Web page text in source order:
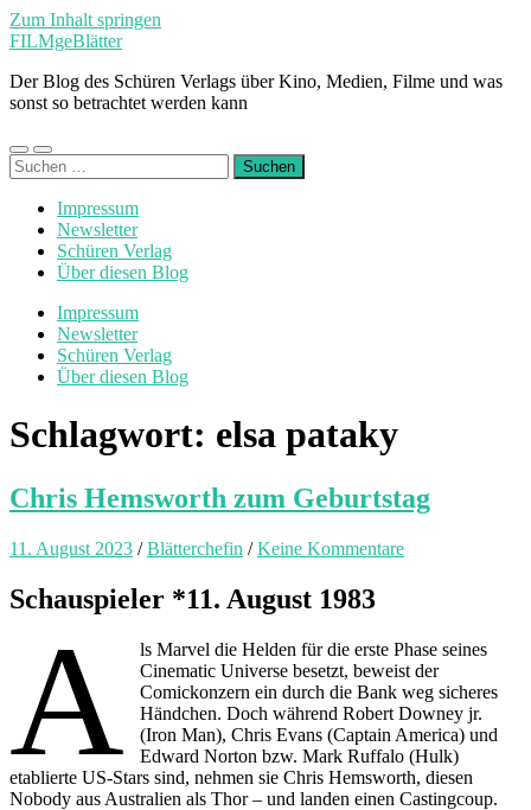
Zum Inhalt springen
FILMgeBlätter
Der Blog des Schüren Verlags über Kino, Medien, Filme und was
sonst so betrachtet werden kann
Mobile-
Menü
Suchfeld
ein-/ausblenden
Suchen
nach:
Impressum
Newsletter
Schüren Verlag
Über diesen Blog
Impressum
Newsletter
Schüren Verlag
Über diesen Blog
Schlagwort: elsa pataky
Chris Hemsworth zum Geburtstag
11. August 2023 /Blätterchefin /Keine Kommentare
Schauspieler *11. August 1983
A
ls Marvel die Helden für die erste Phase seines
Cinematic Universe besetzt, beweist der
Comickonzern ein durch die Bank weg sicheres
Händchen. Doch während Robert Downey jr.
(Iron Man), Chris Evans (Captain America) und
Edward Norton bzw. Mark Ruffalo (Hulk)
etablierte US-Stars sind, nehmen sie Chris Hemsworth, diesen
Nobody aus Australien als Thor – und landen einen Castingcoup.